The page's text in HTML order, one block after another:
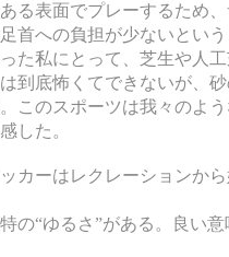
る表面でプレーするため
首への負担が少ないとい
た私にとって、芝生や人
到底怖くてできないが、
このスポーツは我々のよ
した。
カーはレクレーションか
の“ゆるさ”がある。良い